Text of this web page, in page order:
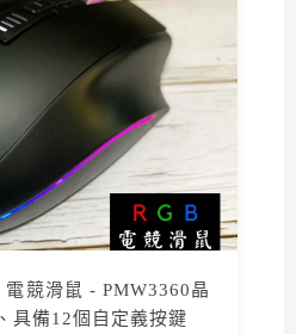
競滑鼠 - PMW3360晶
具備12個自定義按鍵